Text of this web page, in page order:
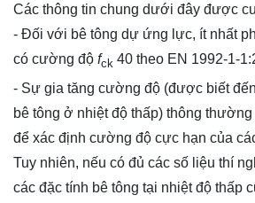
Các thông tin chung dưới đây được
- Đối với bê tông dự ứng lực, ít nhất
có cường độ fck 40 theo EN 1992-1-
- Sự gia tăng cường độ (được biết
bê tông ở nhiệt độ thấp) thông
để xác định cường độ cực hạn của
Tuy nhiên, nếu có đủ các số liệu thí
các đặc tính bê tông tại nhiệt độ thấp